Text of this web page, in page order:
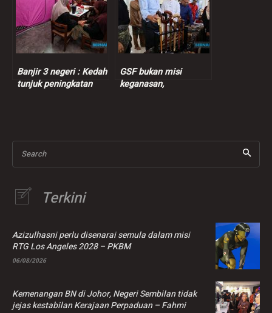
Banjir 3 negeri : Kedah
tunjuk peningkatan
GSF bukan misi
keganasan,
Search
Terkini
Azizulhasni perlu disenarai semula dalam misi
RTG Los Angeles 2028 – PKBM
06/08/2026
Kemenangan BN di Johor, Negeri Sembilan tidak
jejas kestabilan Kerajaan Perpaduan – Fahmi